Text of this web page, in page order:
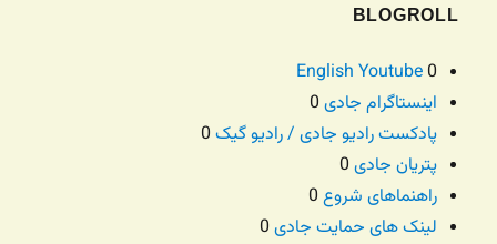
BLOGROLL
English Youtube0
اینستاگرام جادی
پادکست رادیو جادی / رادیو گیک
پتریان جادی
راهنماهای شروع
لینک های حمایت جادی